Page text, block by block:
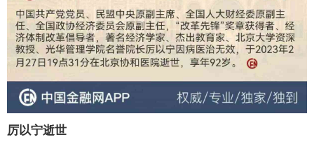
厉以宁逝世